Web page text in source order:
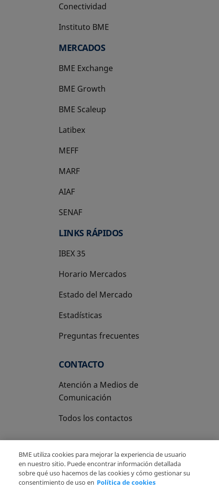
Conectividad
Instituto BME
se abre en una pestaña nueva
MERCADOS
BME Exchange
BME Growth
se abre en una pestaña nueva
BME Scaleup
se abre en una pestaña nueva
Latibex
se abre en una pestaña nueva
MEFF
se abre en una pestaña nueva
MARF
AIAF
SENAF
LINKS RÁPIDOS
IBEX 35
Horario Mercados
Estado del Mercado
Estadísticas
Preguntas frecuentes
CONTACTO
Atención a Medios de
Comunicación
Todos los contactos
Copyright Ⓒ BME 2026
Aviso Legal
BME utiliza cookies para mejorar la experiencia de usuario
en nuestro sitio. Puede encontrar información detallada
sobre qué uso hacemos de las cookies y cómo gestionar su
consentimiento de uso en Política de cookies